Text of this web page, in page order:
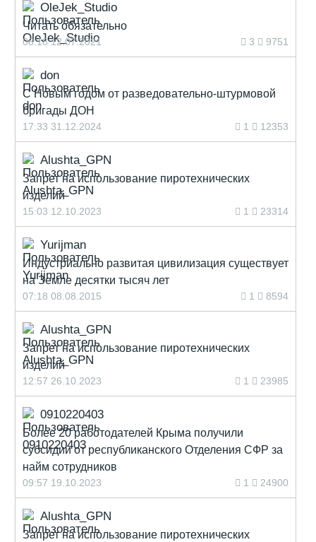
OleJek_Studio
Читать обязательно
08:18 12.07.2021 3 9751
don
С Новым годом от разведовательно-штурмовой
бригады ДОН
17:33 31.12.2024 1 12353
Alushta_GPN
Запрет на использование пиротехнических
изделий
15:03 12.10.2023 1 23314
Yurijman
Индустриально развитая цивилизация существует
на Земле десятки тысяч лет
07:18 08.08.2015 1 8594
Alushta_GPN
Запрет на использование пиротехнических
изделий
12:57 26.10.2023 1 23985
0910220403
Более 20 работодателей Крыма получили
субсидии от республиканского Отделения СФР за
найм сотрудников
09:57 19.10.2023 1 24900
Alushta_GPN
Запрет на использование пиротехнических